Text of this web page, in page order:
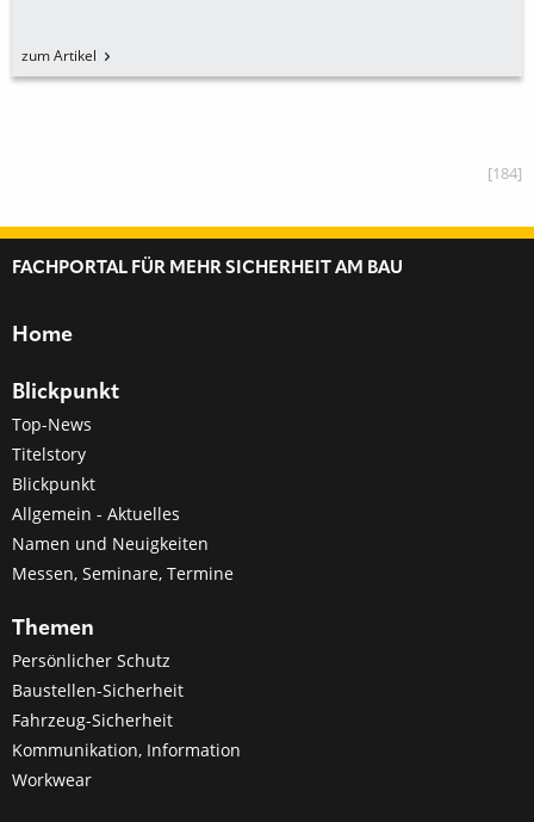
zum Artikel
[184]
FACHPORTAL FÜR MEHR SICHERHEIT AM BAU
Home
Blickpunkt
Top-News
Titelstory
Blickpunkt
Allgemein - Aktuelles
Namen und Neuigkeiten
Messen, Seminare, Termine
Themen
Persönlicher Schutz
Baustellen-Sicherheit
Fahrzeug-Sicherheit
Kommunikation, Information
Workwear